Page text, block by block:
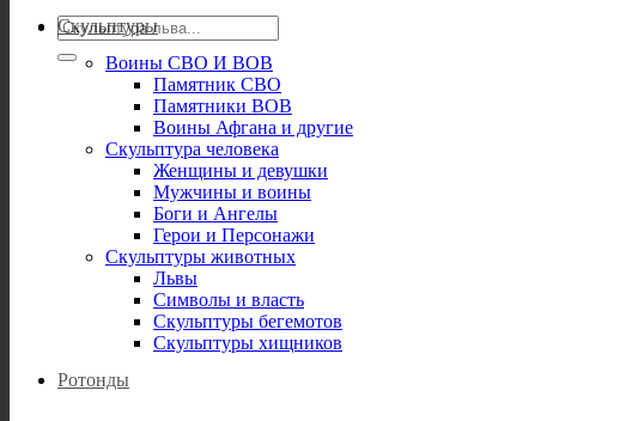
Искать:
Скульптуры
Воины СВО И ВОВ
Памятник СВО
Памятники ВОВ
Воины Афгана и другие
Скульптура человека
Женщины и девушки
Мужчины и воины
Боги и Ангелы
Герои и Персонажи
Скульптуры животных
Львы
Символы и власть
Скульптуры бегемотов
Скульптуры хищников
Ротонды